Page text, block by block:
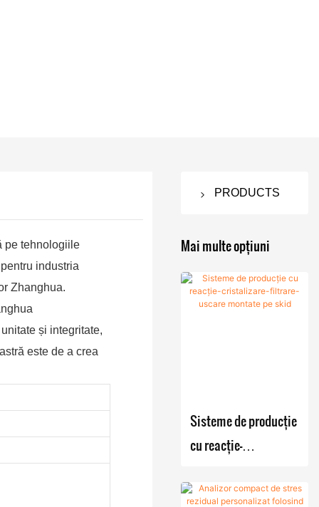
pe tehnologiile
industria
Zhanghua.
și integritate,
este de a crea
PRODUCTS
filtru
Filtru
Nutsche
agitat /
Uscător
Mașină de
uscare în
con
dublu
cu flux
Reactor
cu cazan
reacție /
Mixer de
pulbere
Mixer tip
Cristalizator
Mai multe opțiuni
Sisteme de producție
cu reacție-
uscare montate pe